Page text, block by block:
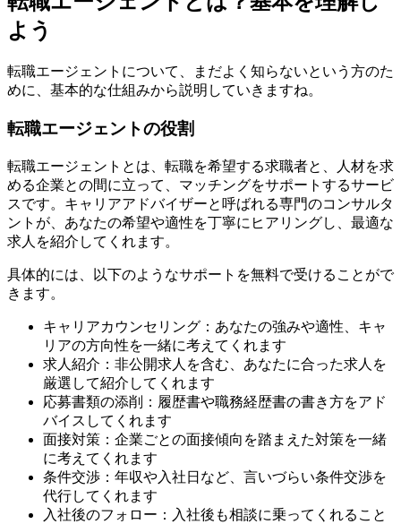
よう
転職エージェントについて、まだよく知らないという方のた
めに、基本的な仕組みから説明していきますね。
転職エージェントの役割
転職エージェントとは、転職を希望する求職者と、人材を求
める企業との間に立って、マッチングをサポートするサービ
スです。キャリアアドバイザーと呼ばれる専門のコンサルタ
ントが、あなたの希望や適性を丁寧にヒアリングし、最適な
求人を紹介してくれます。
具体的には、以下のようなサポートを無料で受けることがで
きます。
キャリアカウンセリング：あなたの強みや適性、キャ
リアの方向性を一緒に考えてくれます
求人紹介：非公開求人を含む、あなたに合った求人を
厳選して紹介してくれます
応募書類の添削：履歴書や職務経歴書の書き方をアド
バイスしてくれます
面接対策：企業ごとの面接傾向を踏まえた対策を一緒
に考えてくれます
条件交渉：年収や入社日など、言いづらい条件交渉を
代行してくれます
入社後のフォロー：入社後も相談に乗ってくれること